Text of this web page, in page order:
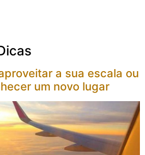
a sua escala ou
um novo lugar